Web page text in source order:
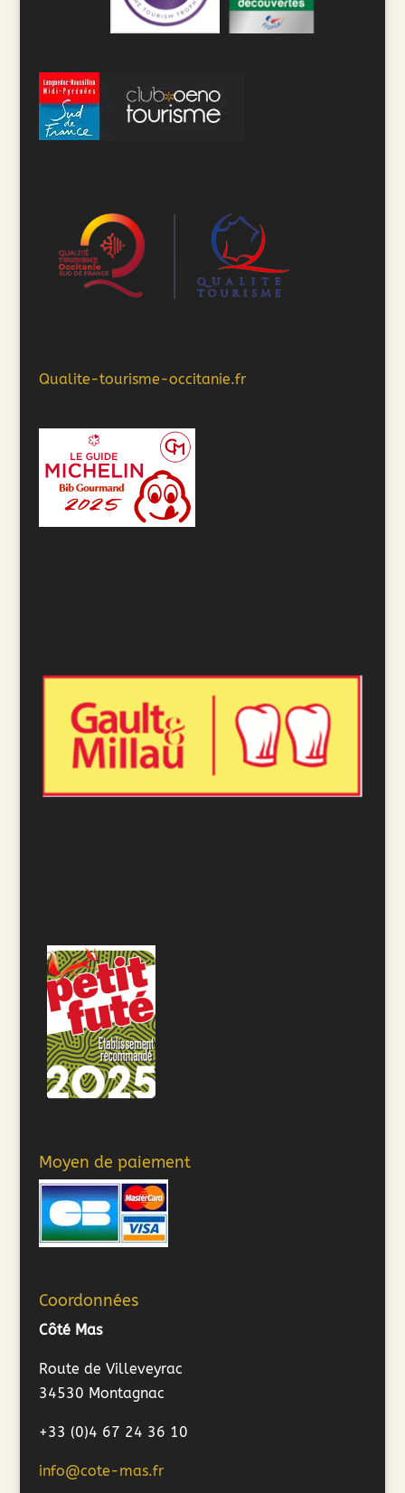
Qualite-tourisme-occitanie.fr
Moyen de paiement
Coordonnées
Côté Mas
Route de Villeveyrac
34530 Montagnac
+33 (0)4 67 24 36 10
info@cote-mas.fr